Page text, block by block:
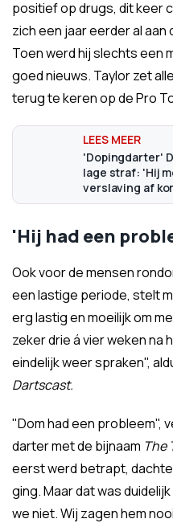
positief op drugs, dit keer
zich een jaar eerder al
Toen werd hij slechts een
goed nieuws. Taylor zet
terug te keren op de Pro
'Dopingdarter'
lage straf: 'Hij
verslaving af
'Hij had een
Ook voor de mensen
een lastige periode, stelt
erg lastig en moeilijk om
zeker drie á vier weken na
eindelijk weer spraken",
Dartscast.
"Dom had een probleem",
darter met de bijnaam The
eerst werd betrapt,
ging. Maar dat was
we niet. Wij zagen hem